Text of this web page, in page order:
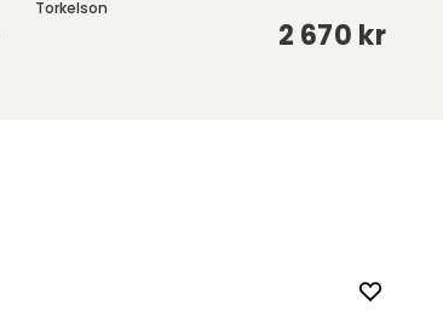
Torkelson
2 670 kr